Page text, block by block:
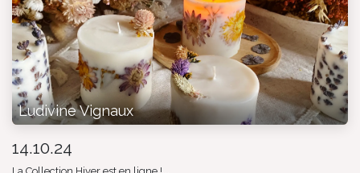
Ludivine Vignaux
14.10.24